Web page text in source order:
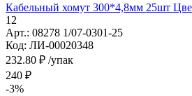
Кабельный хомут 300*4,8мм 25шт
12
Арт.: 08278 1/07-0301-25
Код: ЛИ-00020348
232.80 ₽ /упак
240 ₽
-3%